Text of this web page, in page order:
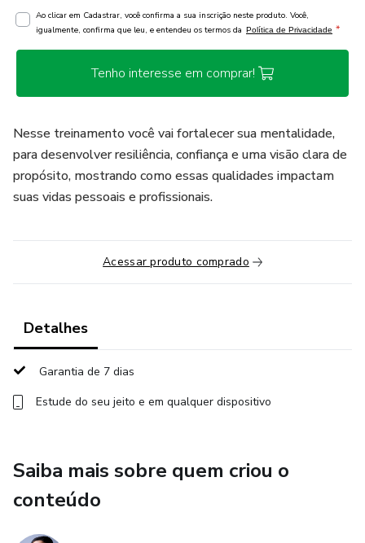
Ao clicar em Cadastrar, você confirma a sua inscrição neste produto. Você,
igualmente, confirma que leu, e entendeu os termos da Política de Privacidade *
Tenho interesse em comprar!
Nesse treinamento você vai fortalecer sua mentalidade,
para desenvolver resiliência, confiança e uma visão clara de
propósito, mostrando como essas qualidades impactam
suas vidas pessoais e profissionais.
Acessar produto comprado
Detalhes
Garantia de 7 dias
Estude do seu jeito e em qualquer dispositivo
Saiba mais sobre quem criou o
conteúdo